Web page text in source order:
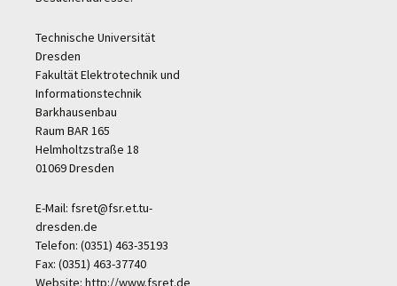
Technische Universität
Dresden
Fakultät Elektrotechnik und
Informationstechnik
Barkhausenbau
Raum BAR 165
Helmholtzstraße 18
01069 Dresden
E-Mail: fsret@fsr.et.tu-
dresden.de
Telefon: (0351) 463-35193
Fax: (0351) 463-37740
Website: http://www.fsret.de